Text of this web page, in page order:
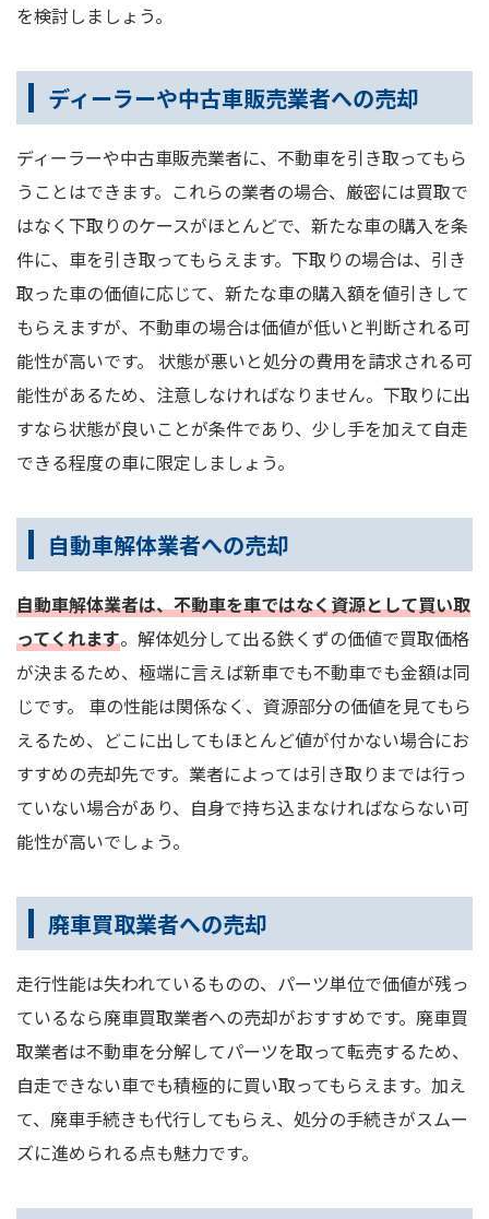
を検討しましょう。
ディーラーや中古車販売業者への売却
ディーラーや中古車販売業者に、不動車を引き取ってもら
うことはできます。これらの業者の場合、厳密には買取で
はなく下取りのケースがほとんどで、新たな車の購入を条
件に、車を引き取ってもらえます。下取りの場合は、引き
取った車の価値に応じて、新たな車の購入額を値引きして
もらえますが、不動車の場合は価値が低いと判断される可
能性が高いです。 状態が悪いと処分の費用を請求される可
能性があるため、注意しなければなりません。下取りに出
すなら状態が良いことが条件であり、少し手を加えて自走
できる程度の車に限定しましょう。
自動車解体業者への売却
自動車解体業者は、不動車を車ではなく資源として買い取
ってくれます。解体処分して出る鉄くずの価値で買取価格
が決まるため、極端に言えば新車でも不動車でも金額は同
じです。 車の性能は関係なく、資源部分の価値を見てもら
えるため、どこに出してもほとんど値が付かない場合にお
すすめの売却先です。業者によっては引き取りまでは行っ
ていない場合があり、自身で持ち込まなければならない可
能性が高いでしょう。
廃車買取業者への売却
走行性能は失われているものの、パーツ単位で価値が残っ
ているなら廃車買取業者への売却がおすすめです。廃車買
取業者は不動車を分解してパーツを取って転売するため、
自走できない車でも積極的に買い取ってもらえます。加え
て、廃車手続きも代行してもらえ、処分の手続きがスムー
ズに進められる点も魅力です。